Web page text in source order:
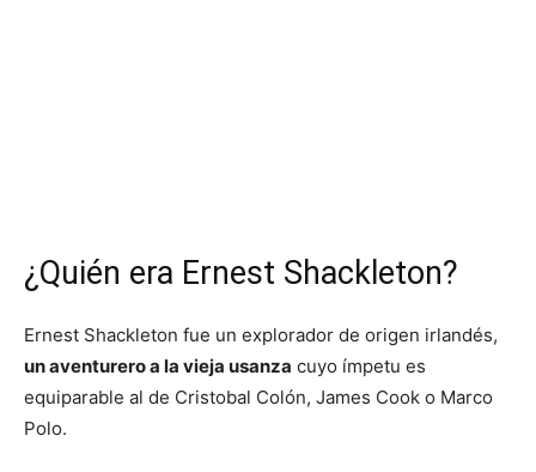
¿Quién era Ernest Shackleton?
Ernest Shackleton fue un explorador de origen irlandés,
un aventurero a la vieja usanza cuyo ímpetu es
equiparable al de Cristobal Colón, James Cook o Marco
Polo.